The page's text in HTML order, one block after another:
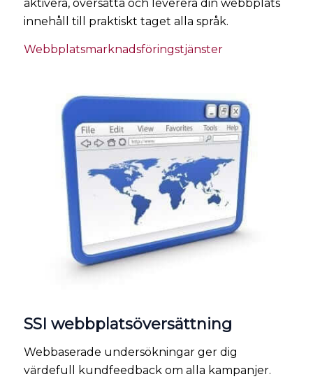
aktivera, översätta och leverera din webbplats
innehåll till praktiskt taget alla språk.
Webbplatsmarknadsföringstjänster
SSI webbplatsöversättning
Webbaserade undersökningar ger dig
värdefull kundfeedback om alla kampanjer.